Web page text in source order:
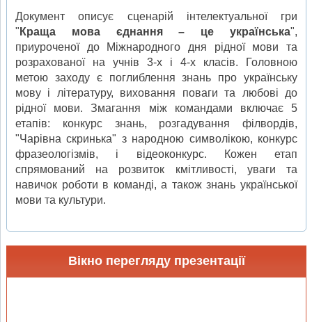
Документ описує сценарій інтелектуальної гри
" Краща мова єднання – це українська",
приуроченої до Міжнародного дня рідної мови та
розрахованої на учнів 3-х і 4-х класів. Головною
метою заходу є поглиблення знань про українську
мову і літературу, виховання поваги та любові до
рідної мови. Змагання між командами включає 5
етапів: конкурс знань, розгадування філвордів,
"Чарівна скринька" з народною символікою, конкурс
фразеологізмів, і відеоконкурс. Кожен етап
спрямований на розвиток кмітливості, уваги та
навичок роботи в команді, а також знань української
мови та культури.
Вікно перегляду презентації